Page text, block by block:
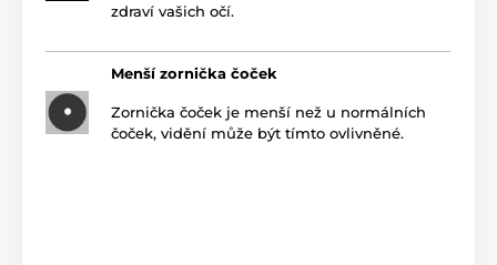
zdraví vašich očí.
Menší zornička čoček
Zornička čoček je menší než u normálních
čoček, vidění může být tímto ovlivněné.